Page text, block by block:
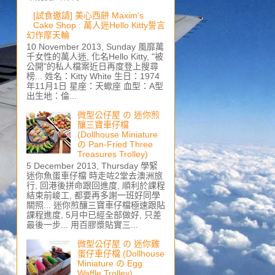
[試食邀請] 美心西餅 Maxim's
Cake Shop : 萬人迷Hello Kitty誓言
幻作摩天輪
10 November 2013, Sunday 風靡萬
千女性的萬人迷, 化名Hello Kitty, "被
公開"的私人檔案近日再度登上搜尋
榜... 姓名：Kitty White 生日：1974
年11月1日 星座：天蠍座 血型：A型
出生地：倫...
微型公仔屋 の 迷你煎
釀三寶車仔檔
(Dollhouse Miniature
の Pan-Fried Three
Treasures Trolley)
5 December 2013, Thursday 學緊
迷你魚蛋車仔檔 時走咗2堂去澳洲旅
行, 回港後拼命跟回進度, 順利於課程
結束前峻工, 都要再多謝一班好同學
關照... 迷你煎釀三寶車仔檔極速跟貼
課程進度, 5月中已經全部做好, 只差
最後一步... 用百膠漿貼實三...
微型公仔屋 の 迷你雞
蛋仔車仔檔 (Dollhouse
Miniature の Egg